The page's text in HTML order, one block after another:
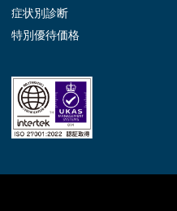
症状別診断
特別優待価格